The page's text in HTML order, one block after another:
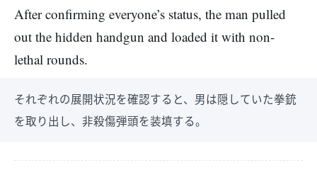
After confirming everyone’s status, the man pulled
out the hidden handgun and loaded it with non-
lethal rounds.
それぞれの展開状況を確認すると、男は隠していた拳銃
を取り出し、非殺傷弾頭を装填する。